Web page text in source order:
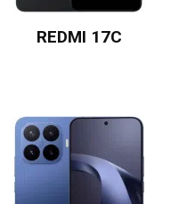
REDMI 17C